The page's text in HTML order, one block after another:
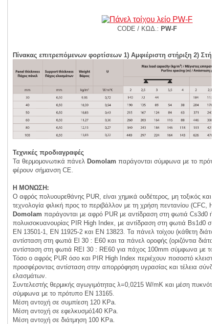
CODE / ΚΩΔ.: PW-F
Πίνακας επιτρεπόμενων φορτίσεων 1) Αμφιέριστη στήριξη 2)
Τεχνικές προδιαγραφές
Τα θερμομονωτικά πάνελ Domolam παράγονται σύμφωνα με το
φέρουν σήμανση CE.
Η ΜΟΝΩΣΗ:
Ο αφρός πολυουρεθάνης PUR, είναι χημικά ουδέτερος, μη τοξικός και
τεχνολογία φιλική προς το περιβάλλον με τη χρήση πεντανίου (CFC,
Domolam παράγονται με αφρό PUR με αντίδραση στη φωτιά Cs3d0 ή
πολυισοκυανουρίας PIR High Index, με αντίδραση στη φωτιά Βs1d0
EN 13501-1, ΕΝ 11925-2 και EN 13823. Τα πάνελ τοίχου (κάθετη
αντίσταση στη φωτιά El 30 : E60 και τα πάνελ οροφής (οριζόντια
αντίσταση στη φωτιά REI 30 : RE60 για πάχος 100mm σύμφωνα με το
Τόσο ο αφρός PUR όσο και PIR High Index περιέχουν ποσοστό
προσφέροντας αντίσταση στην απορρόφηση υγρασίας και τέλεια
ελασμάτων.
Συντελεστής θερμικής αγωγιμότητας λ=0,0215 W/mK και μέση
σύμφωνα με το πρότυπο EN 13165.
Μέση αντοχή σε συμπίεση 120 KPa.
Μέση αντοχή σε εφελκυσμό140 KPa.
Μέση αντοχή σε διάτμηση 100 KPa.